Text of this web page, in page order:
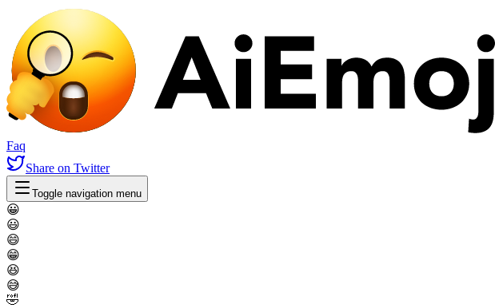
Faq
Share on Twitter
Toggle navigation menu
😀
😃
😄
😁
😆
😅
🤣